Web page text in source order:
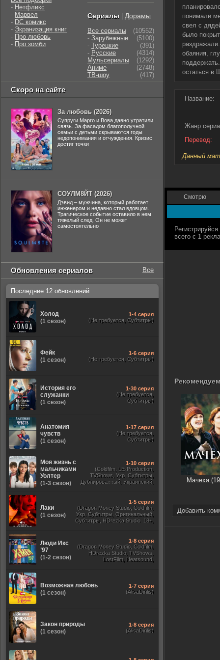
понимали
свел с
было
обаяния,
остаться в
Название:
Жанр
Перевод:
Данный
Смотрю
Мачеха
Добавить
- Нетфликс
- Марвел
- DC комикс
- Экранизация книг
- Про любовь
- Про зомби
Сериалы Дорамы
Все сериалы
(10552)
- Зарубежные
(5100)
- Турецкие
(391)
- Русские
(4314)
Мульсериалы
(1292)
Аниме
(2748)
ТВ-шоу
(417)
Скоро на сайте
За любовь (2026)
Супруги Марго и Вова давно утратили
связь. За фасадом благополучной
семьи с детьми скрываются годы
недопонимания и отчуждения. Кризис
достиг точки
СОУЛМ8ЙТ (2026)
Дэвид – мужчина, который работает
инженером и недавно стал вдовцом.
Трагическое событие оставило в нем
тяжелый след. Он не может
самостоятельно
Обновления сериалов Все
Последние 12 обновлений
Холод
(1 сезон)
1-4 серия
(Не требуется, Субтитры)
Фейк
(1 сезон)
1-6 серия
(Не требуется, Субтитры)
История его
служанки
(1 сезон)
1-30 серия
(Не требуется,
Субтитры)
Анатомия
чувств
(1 сезон)
1-17 серия
(Не требуется,
Субтитры)
Моя жизнь с
мальчиками
Уолтер
(1-3 сезон)
1-10 серия
(Coldfilm, LE-Production,
TVShows, Укр. Субтитры,
Дублированный, Украинский,
Лаки
(1 сезон)
1-5 серия
(Dragon Money Studio, Coldfilm,
Укр. Субтитры, Оригинальный,
Субтитры, HDrezka Studio. 18+,
Люди Икс
’97
(1-2 сезон)
1-8 серия
(Dragon Money Studio, Coldfilm,
HDrezka Studio, TVShows,
LostFilm, Heatsound,
Возможная любовь
(1 сезон)
1-7 серия
(AlisaDirilis)
Закон природы
(1 сезон)
1-8 серия
(AlisaDirilis)